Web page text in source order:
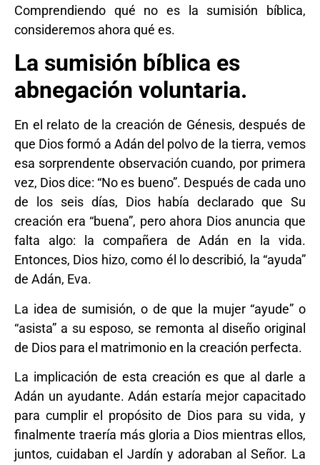
Comprendiendo qué no es la sumisión bíblica,
consideremos ahora qué es.
La sumisión bíblica es
abnegación voluntaria.
En el relato de la creación de Génesis, después de
que Dios formó a Adán del polvo de la tierra, vemos
esa sorprendente observación cuando, por primera
vez, Dios dice: “No es bueno”. Después de cada uno
de los seis días, Dios había declarado que Su
creación era “buena”, pero ahora Dios anuncia que
falta algo: la compañera de Adán en la vida.
Entonces, Dios hizo, como él lo describió, la “ayuda”
de Adán, Eva.
La idea de sumisión, o de que la mujer “ayude” o
“asista” a su esposo, se remonta al diseño original
de Dios para el matrimonio en la creación perfecta.
La implicación de esta creación es que al darle a
Adán un ayudante. Adán estaría mejor capacitado
para cumplir el propósito de Dios para su vida, y
finalmente traería más gloria a Dios mientras ellos,
juntos, cuidaban el Jardín y adoraban al Señor. La